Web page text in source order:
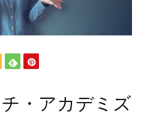
・アカデミズ